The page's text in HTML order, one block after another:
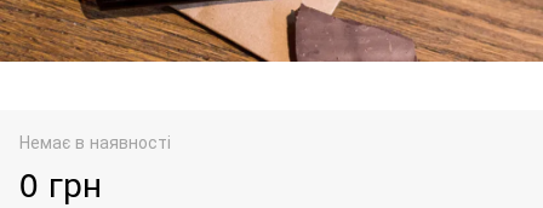
Немає в наявності
0 грн